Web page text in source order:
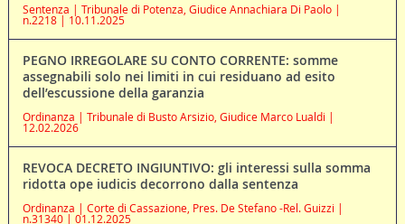
Sentenza | Tribunale di Potenza, Giudice Annachiara Di Paolo |
n.2218 | 10.11.2025
PEGNO IRREGOLARE SU CONTO CORRENTE: somme
assegnabili solo nei limiti in cui residuano ad esito
dell’escussione della garanzia
Ordinanza | Tribunale di Busto Arsizio, Giudice Marco Lualdi |
12.02.2026
REVOCA DECRETO INGIUNTIVO: gli interessi sulla somma
ridotta ope iudicis decorrono dalla sentenza
Ordinanza | Corte di Cassazione, Pres. De Stefano -Rel. Guizzi |
n.31340 | 01.12.2025